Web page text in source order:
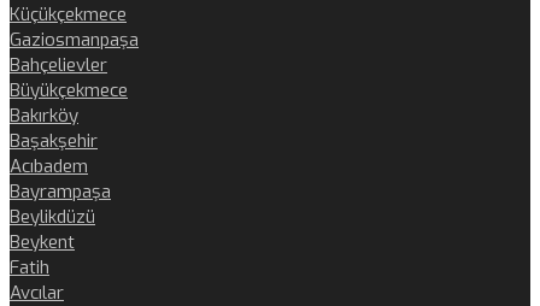
Küçükçekmece
Gaziosmanpaşa
Bahçelievler
Büyükçekmece
Bakırköy
Başakşehir
Acıbadem
Bayrampaşa
Beylikdüzü
Beykent
Fatih
Avcılar